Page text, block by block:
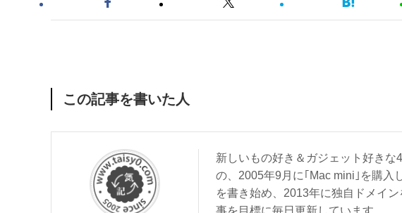
この記事を書いた人
新しいもの好き＆ガジェット好き
の、2005年9月に｢Mac mini｣を購入
を書き始め、2013年に独自ドメイ
事を目標に毎日更新しています。